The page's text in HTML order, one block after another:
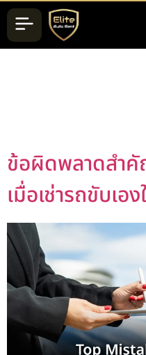
ข้อผิดพลาดสำ
เมื่อเช่ารถขับเอ